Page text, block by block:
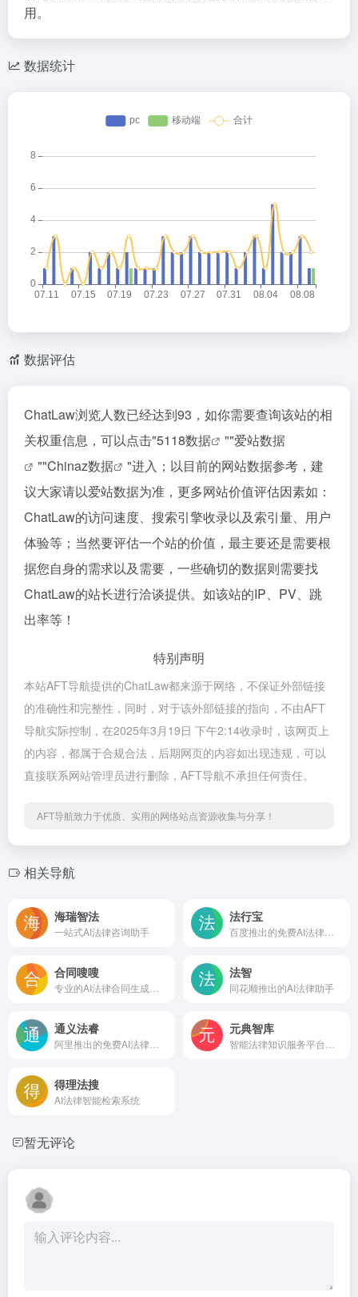
用。
数据统计
数据评估
ChatLaw浏览人数已经达到93，如你需要查询该站的相
关权重信息，可以点击"5118数据 ""爱站数据
""Chinaz数据
"进入；以目前的网站数据参考，建
议大家请以爱站数据为准，更多网站价值评估因素如：
ChatLaw的访问速度、搜索引擎收录以及索引量、用户
体验等；当然要评估一个站的价值，最主要还是需要根
据您自身的需求以及需要，一些确切的数据则需要找
ChatLaw的站长进行洽谈提供。如该站的IP、PV、跳
出率等！
特别声明
本站AFT导航提供的ChatLaw都来源于网络，不保证外部链接
的准确性和完整性，同时，对于该外部链接的指向，不由AFT
导航实际控制，在2025年3月19日 下午2:14收录时，该网页上
的内容，都属于合规合法，后期网页的内容如出现违规，可以
直接联系网站管理员进行删除，AFT导航不承担任何责任。
AFT导航致力于优质、实用的网络站点资源收集与分享！
相关导航
海瑞智法
一站式AI法律咨询助手
法行宝
合同嗖嗖 法智
同花顺推出的AI法律助手
通义法睿 元典智库
得理法搜
AI法律智能检索系统
暂无评论